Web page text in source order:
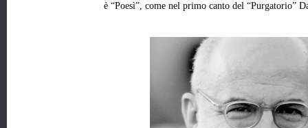
è “Poesì”, come nel primo canto del “Purgatorio”